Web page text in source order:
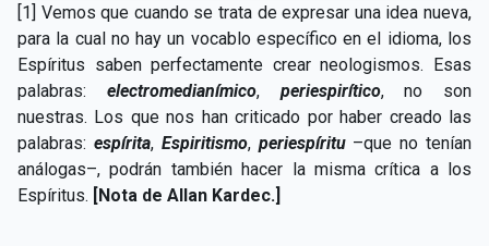
[1] Vemos que cuando se trata de expresar una idea nueva,
para la cual no hay un vocablo específico en el idioma, los
Espíritus saben perfectamente crear neologismos. Esas
palabras: electromedianímico, periespirítico, no son
nuestras. Los que nos han criticado por haber creado las
palabras: espírita, Espiritismo, periespíritu–que no tenían
análogas–, podrán también hacer la misma crítica a los
Espíritus. [Nota de Allan Kardec.]